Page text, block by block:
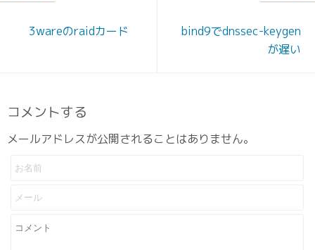
3wareのraidカード
bind9でdnssec-keygen
が遅い
コメントする
メールアドレスが公開されることはありません。